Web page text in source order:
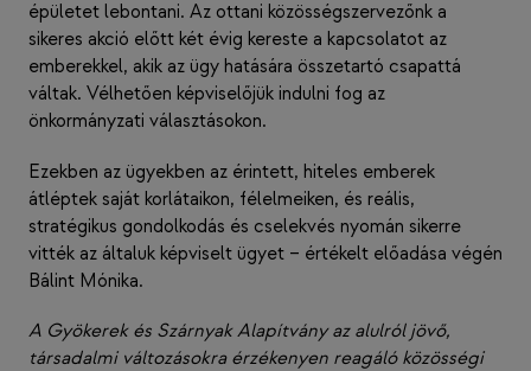
épületet lebontani. Az ottani közösségszervezőnk a
sikeres akció előtt két évig kereste a kapcsolatot az
emberekkel, akik az ügy hatására összetartó csapattá
váltak. Vélhetően képviselőjük indulni fog az
önkormányzati választásokon.
Ezekben az ügyekben az érintett, hiteles emberek
átléptek saját korlátaikon, félelmeiken, és reális,
stratégikus gondolkodás és cselekvés nyomán sikerre
vitték az általuk képviselt ügyet – értékelt előadása végén
Bálint Mónika.
A Gyökerek és Szárnyak Alapítvány az alulról jövő,
társadalmi változásokra érzékenyen reagáló közösségi